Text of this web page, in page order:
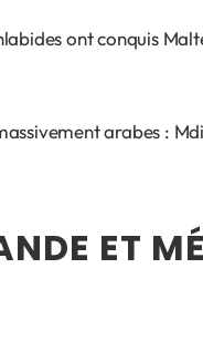
ont conquis
arabes :
ET